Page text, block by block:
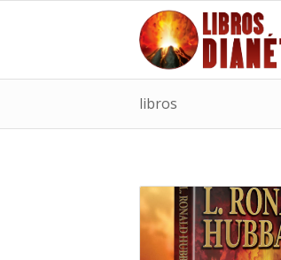
libros